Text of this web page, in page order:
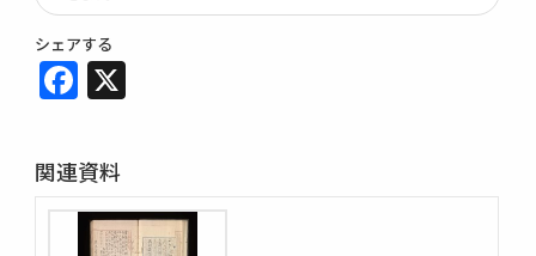
シェアする
Facebook
関連資料